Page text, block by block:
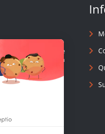
Sciences de l'Homme
connaissances en